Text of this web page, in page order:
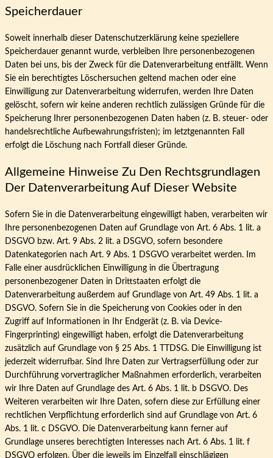
Speicherdauer
Soweit innerhalb dieser Datenschutzerklärung keine speziellere
Speicherdauer genannt wurde, verbleiben Ihre personenbezogenen
Daten bei uns, bis der Zweck für die Datenverarbeitung entfällt. Wenn
Sie ein berechtigtes Löschersuchen geltend machen oder eine
Einwilligung zur Datenverarbeitung widerrufen, werden Ihre Daten
gelöscht, sofern wir keine anderen rechtlich zulässigen Gründe für die
Speicherung Ihrer personenbezogenen Daten haben (z. B. steuer- oder
handelsrechtliche Aufbewahrungsfristen); im letztgenannten Fall
erfolgt die Löschung nach Fortfall dieser Gründe.
Allgemeine Hinweise Zu Den Rechtsgrundlagen
Der Datenverarbeitung Auf Dieser Website
Sofern Sie in die Datenverarbeitung eingewilligt haben, verarbeiten wir
Ihre personenbezogenen Daten auf Grundlage von Art. 6 Abs. 1 lit. a
DSGVO bzw. Art. 9 Abs. 2 lit. a DSGVO, sofern besondere
Datenkategorien nach Art. 9 Abs. 1 DSGVO verarbeitet werden. Im
Falle einer ausdrücklichen Einwilligung in die Übertragung
personenbezogener Daten in Drittstaaten erfolgt die
Datenverarbeitung außerdem auf Grundlage von Art. 49 Abs. 1 lit. a
DSGVO. Sofern Sie in die Speicherung von Cookies oder in den
Zugriff auf Informationen in Ihr Endgerät (z. B. via Device-
Fingerprinting) eingewilligt haben, erfolgt die Datenverarbeitung
zusätzlich auf Grundlage von § 25 Abs. 1 TTDSG. Die Einwilligung ist
jederzeit widerrufbar. Sind Ihre Daten zur Vertragserfüllung oder zur
Durchführung vorvertraglicher Maßnahmen erforderlich, verarbeiten
wir Ihre Daten auf Grundlage des Art. 6 Abs. 1 lit. b DSGVO. Des
Weiteren verarbeiten wir Ihre Daten, sofern diese zur Erfüllung einer
rechtlichen Verpflichtung erforderlich sind auf Grundlage von Art. 6
Abs. 1 lit. c DSGVO. Die Datenverarbeitung kann ferner auf
Grundlage unseres berechtigten Interesses nach Art. 6 Abs. 1 lit. f
DSGVO erfolgen. Über die jeweils im Einzelfall einschlägigen